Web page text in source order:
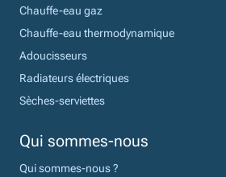
Chauffe-eau gaz
Chauffe-eau thermodynamique
Adoucisseurs
Radiateurs électriques
Sèches-serviettes
Qui sommes-nous
Qui sommes-nous ?